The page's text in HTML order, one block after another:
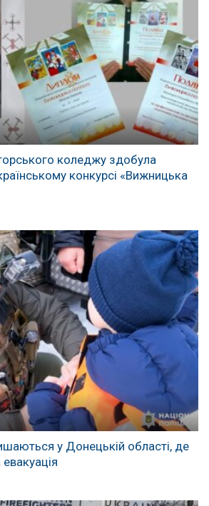
коледжу здобула
конкурсі «Вижницька
у Донецькій області, де